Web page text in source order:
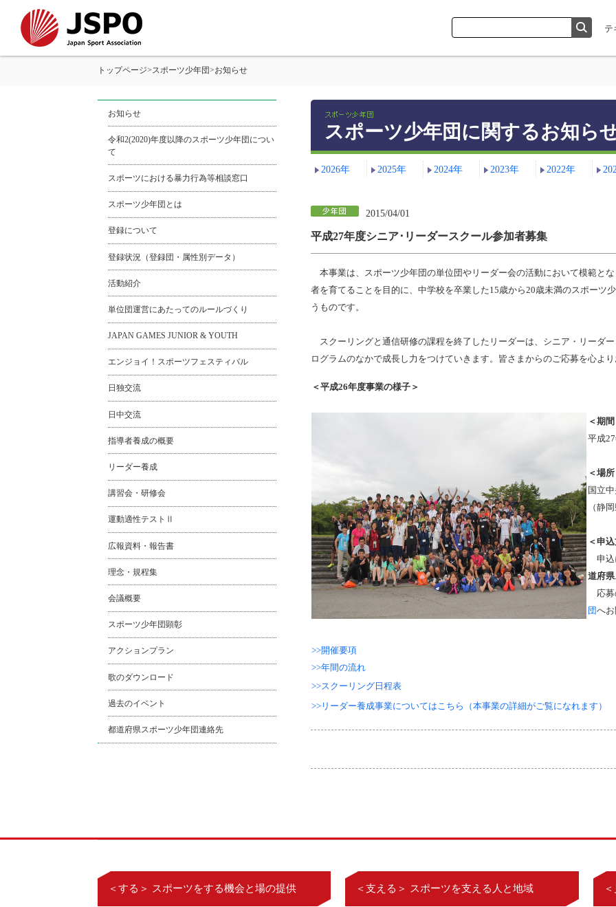
トップページ>スポーツ少年団>お知らせ
スポーツ少年団に関するお知ら
2026年 2025年 2024年 2023年 2022年
2015/04/01
平成27年度シニア･リーダースクール参加者募集
本事業は、スポーツ少年団の単位団やリーダー会の活動において模範と
者を育てることを目的に、中学校を卒業した15歳から20歳未満のスポーツ
うものです。
スクーリングと通信研修の課程を終了したリーダーは、シニア・リーダ
ログラムのなかで成長し力をつけていきます。皆さまからのご応募を心より
＜平成26年度事業の様子＞
>>開催要項
>>年間の流れ
＜期間
平成
＜場所
国立
（静
＜申
申込
道府
応募
団へお
>>スクーリング日程表
>>リーダー養成事業についてはこちら（本事業の詳細がご覧になれます）
お知らせ
令和2(2020)年度以降のスポーツ少年団につい
て
スポーツにおける暴力行為等相談窓口
スポーツ少年団とは
登録について
登録状況（登録団・属性別データ）
活動紹介
単位団運営にあたってのルールづくり
JAPAN GAMES JUNIOR & YOUTH
エンジョイ！スポーツフェスティバル
日独交流
日中交流
指導者養成の概要
リーダー養成
講習会・研修会
運動適性テストⅡ
広報資料・報告書
理念・規程集
会議概要
スポーツ少年団顕彰
アクションプラン
歌のダウンロード
過去のイベント
都道府県スポーツ少年団連絡先
＜する＞ スポーツをする機会と場の提供 ＜支える＞ スポーツを支える人と地域